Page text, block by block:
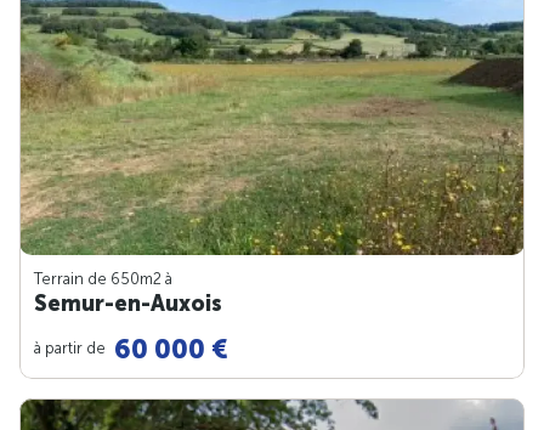
Terrain de 650m2 à
Semur-en-Auxois
à partir de 60 000 €